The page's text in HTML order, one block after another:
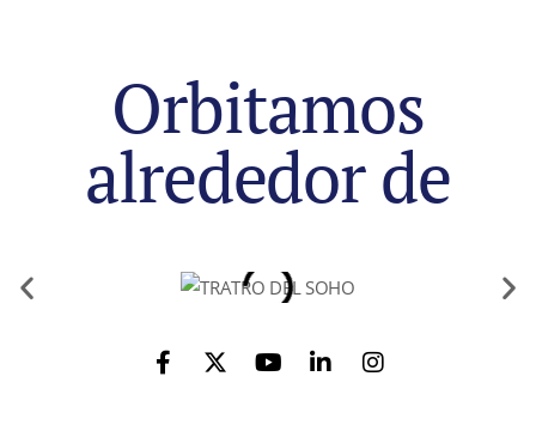
Orbitamos
alrededor de